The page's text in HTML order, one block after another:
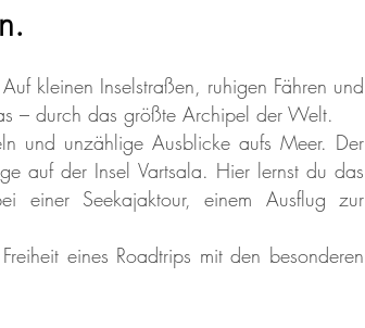
kleinen Inselstraßen, ruhigen Fähren und
– durch das größte Archipel der Welt.
und unzählige Ausblicke aufs Meer. Der
auf der Insel Vartsala. Hier lernst du das
einer Seekajaktour, einem Ausflug zur
eines Roadtrips mit den besonderen